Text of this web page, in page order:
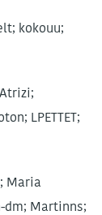
kokouu;
LPETTET;
Maria
dm; Martinns;